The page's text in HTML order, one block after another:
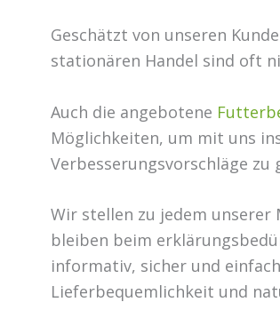
Geschätzt von unseren
stationären Handel sind oft
Auch die angebotene
Möglichkeiten, um mit uns
Verbesserungsvorschläge zu
Wir stellen zu jedem unserer
bleiben beim
informativ, sicher und
Lieferbequemlichkeit und